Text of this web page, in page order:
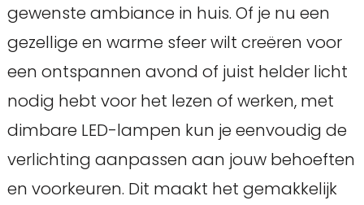
gewenste ambiance in huis. Of je nu een
gezellige en warme sfeer wilt creëren voor
een ontspannen avond of juist helder licht
nodig hebt voor het lezen of werken, met
dimbare LED-lampen kun je eenvoudig de
verlichting aanpassen aan jouw behoeften
en voorkeuren. Dit maakt het gemakkelijk